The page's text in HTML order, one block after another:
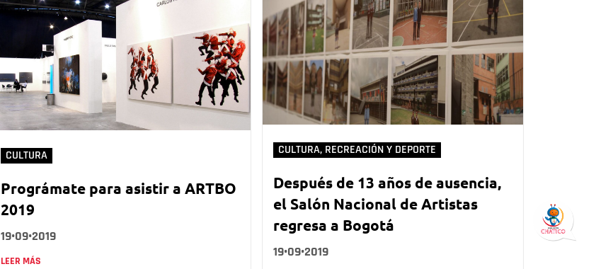
CULTURA
Prográmate para asistir a ARTBO
2019
19•09•2019
LEER MÁS
CULTURA, RECREACIÓN Y DEPORTE
Después de 13 años de ausencia,
el Salón Nacional de Artistas
regresa a Bogotá
19•09•2019